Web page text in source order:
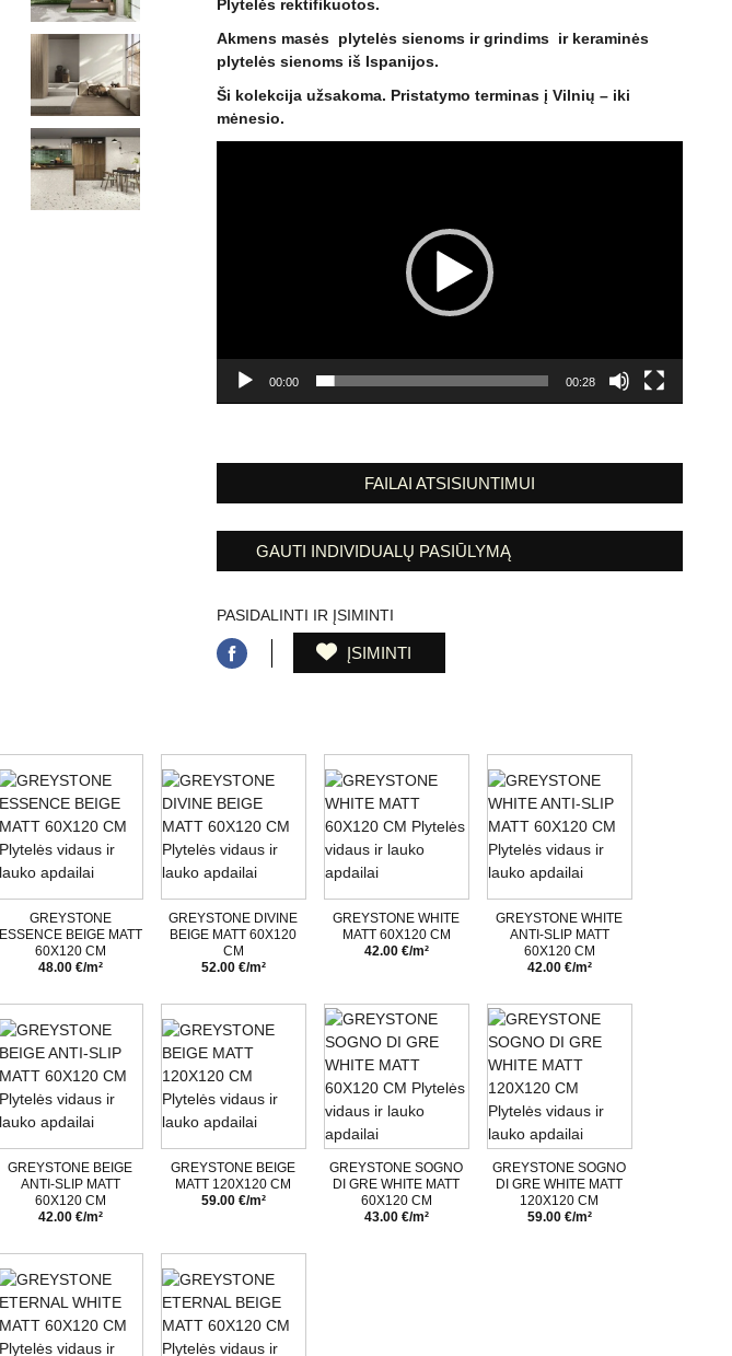
Plytelės rektifikuotos.
Akmens masės plytelės sienoms ir grindims ir keraminės
plytelės sienoms iš Ispanijos.
Ši kolekcija užsakoma. Pristatymo terminas į Vilnių – iki
mėnesio.
00:00 00:28
FAILAI ATSISIUNTIMUI
GAUTI INDIVIDUALŲ PASIŪLYMĄ
PASIDALINTI IR ĮSIMINTI
ĮSIMINTI
GREYSTONE
ESSENCE BEIGE MATT
60X120 CM
48.00 €/m²
GREYSTONE DIVINE
BEIGE MATT 60X120
CM
52.00 €/m²
GREYSTONE WHITE
MATT 60X120 CM
42.00 €/m²
GREYSTONE WHITE
ANTI-SLIP MATT
60X120 CM
42.00 €/m²
GREYSTONE BEIGE
ANTI-SLIP MATT
60X120 CM
42.00 €/m²
GREYSTONE BEIGE
MATT 120X120 CM
59.00 €/m²
GREYSTONE SOGNO
DI GRE WHITE MATT
60X120 CM
43.00 €/m²
GREYSTONE SOGNO
DI GRE WHITE MATT
120X120 CM
59.00 €/m²